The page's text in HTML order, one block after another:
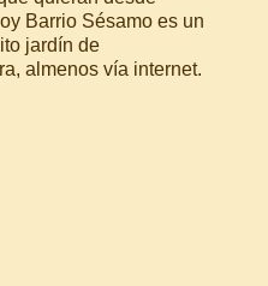
Barrio Sésamo es un
jardín de
almenos vía internet.